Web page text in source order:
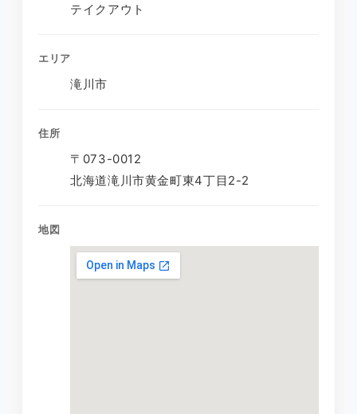
テイクアウト
エリア
滝川市
住所
〒073-0012
北海道滝川市黄金町東4丁目2-2
地図